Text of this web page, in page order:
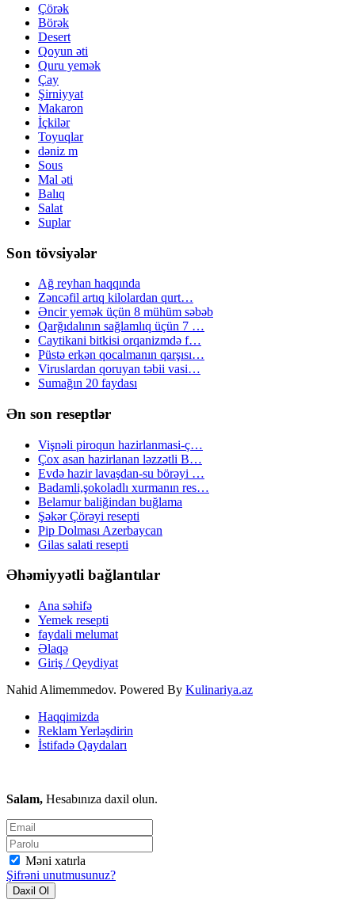
Çörək
Börək
Desert
Qoyun əti
Quru yemək
Çay
Şirniyyat
Makaron
İçkilər
Toyuqlar
dəniz m
Sous
Mal əti
Balıq
Salat
Suplar
Son tövsiyələr
Ağ reyhan haqqında
Zəncəfil artıq kilolardan qurt…
Əncir yemək üçün 8 mühüm səbəb
Qarğıdalının sağlamlıq üçün 7 …
Caytikani bitkisi orqanizmdə f…
Püstə erkən qocalmanın qarşısı…
Viruslardan qoruyan təbii vasi…
Sumağın 20 faydası
Ən son reseptlər
Vişnəli piroqun hazirlanmasi-ç…
Çox asan hazirlanan ləzzətli B…
Evdə hazir lavaşdan-su börəyi …
Badamli,şokoladlı xurmanın res…
Belamur baliğindan buğlama
Şəkər Çörəyi resepti
Pip Dolması Azerbaycan
Gilas salati resepti
Əhəmiyyətli bağlantılar
Ana səhifə
Yemek resepti
faydali melumat
Əlaqə
Giriş / Qeydiyat
Nahid Alimemmedov. Powered By Kulinariya.az
Haqqimizda
Reklam Yerləşdirin
İstifadə Qaydaları
Salam, Hesabınıza daxil olun.
Məni xatırla
Şifrəni unutmusunuz?
Daxil Ol